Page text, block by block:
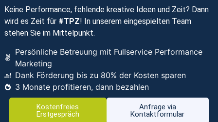
Keine Performance, fehlende kreative Ideen und Zeit? Dann
wird es Zeit für #TPZ! In unserem eingespielten Team
stehen Sie im Mittelpunkt.
Persönliche Betreuung mit Fullservice Performance
Marketing
Dank Förderung bis zu 80% der Kosten sparen
3 Monate profitieren, dann bezahlen
Kostenfreies
Erstgespräch
Anfrage via
Kontaktformular